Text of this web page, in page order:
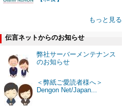
もっと見る
伝言ネットからのお知らせ
弊社サーバーメンテナンス
のお知らせ
＜弊紙ご愛読者様へ＞
Dengon Net/Japan...